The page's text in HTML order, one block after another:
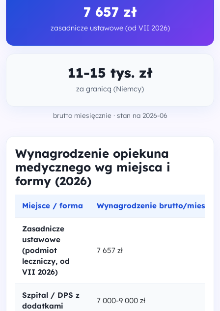
7 657 zł
zasadnicze ustawowe (od VII 2026)
11-15 tys. zł
za granicą (Niemcy)
brutto miesięcznie · stan na 2026-06
Wynagrodzenie opiekuna
medycznego wg miejsca i
formy (2026)
Miejsce / forma Wynagrodzenie brutto/mies.
Zasadnicze
ustawowe
(podmiot
leczniczy, od
VII 2026)
7 657 zł
Szpital / DPS z
dodatkami
7 000-9 000 zł